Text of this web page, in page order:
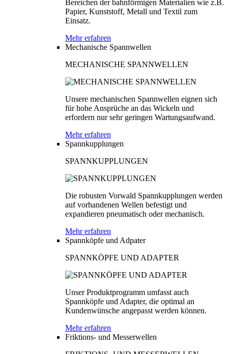
Bereichen der bahnförmigen Materialien wie z.B.
Papier, Kunststoff, Metall und Textil zum
Einsatz.
Mehr erfahren
Mechanische Spannwellen
MECHANISCHE SPANNWELLEN
Unsere mechanischen Spannwellen eignen sich
für hohe Ansprüche an das Wickeln und
erfordern nur sehr geringen Wartungsaufwand.
Mehr erfahren
Spannkupplungen
SPANNKUPPLUNGEN
Die robusten Vorwald Spannkupplungen werden
auf vorhandenen Wellen befestigt und
expandieren pneumatisch oder mechanisch.
Mehr erfahren
Spannköpfe und Adpater
SPANNKÖPFE UND ADAPTER
Unser Produktprogramm umfasst auch
Spannköpfe und Adapter, die optimal an
Kundenwünsche angepasst werden können.
Mehr erfahren
Friktions- und Messerwellen